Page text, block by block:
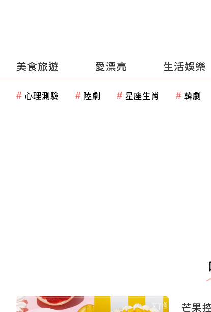
美食旅遊 愛漂亮 生活娛樂
心理測驗 陸劇 星座生肖 韓劇
芒果